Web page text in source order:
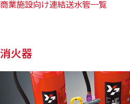
商業施設向け連結送水管一覧
消火器